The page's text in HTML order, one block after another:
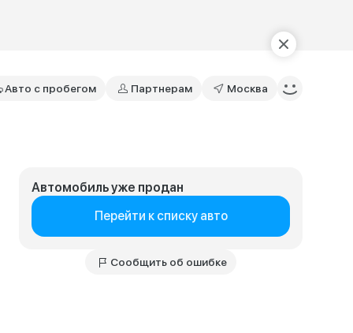
Авто с пробегом Партнерам Москва
Автомобиль уже продан
Перейти к списку авто
Сообщить об ошибке